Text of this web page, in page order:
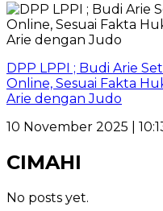
DPP LPPI ; Budi Arie
Online, Sesuai Fakta
Arie dengan Judo
10 November 2025 |
CIMAHI
No posts yet.